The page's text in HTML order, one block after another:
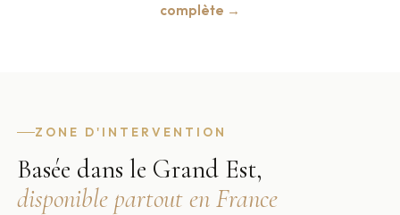
complète →
ZONE D'INTERVENTION
Basée dans le Grand Est,
disponible partout en France